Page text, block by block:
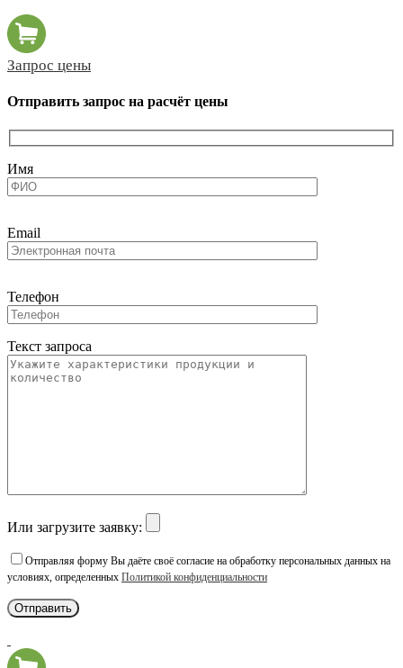
Запрос цены
Отправить запрос на расчёт цены
Имя
Email
Телефон
Текст запроса
Или загрузите заявку:
Отправляя форму Вы даёте своё согласие на обработку персональных данных на
условиях, определенных Политикой конфиденциальности